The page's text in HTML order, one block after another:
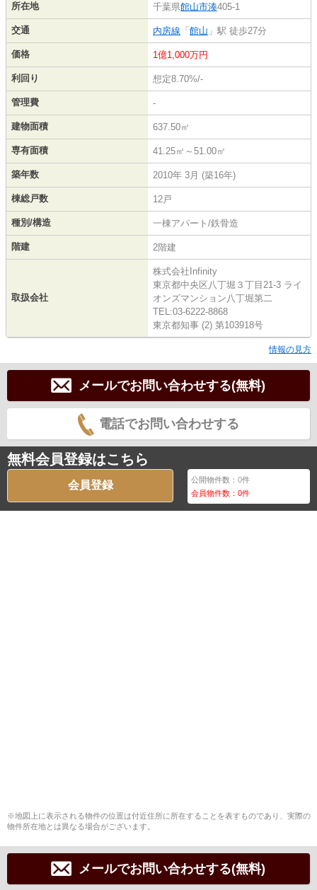
所在地 千葉県館山市湊405-1
交通 内房線 「 館山 」駅 徒歩27分
価格 1億1,000万円
利回り 想定8.70%/-
管理費 -
建物面積 637.50㎡
専有面積 41.25㎡～51.00㎡
築年数 2010年 3月 (築16年)
棟総戸数 12戸
種別/構造 一棟アパート/鉄骨造
階建 2階建
取扱会社
株式会社Infinity
東京都中央区八丁堀３丁目21-3 ライ
オンズマンション八丁堀第二
TEL:03-6222-8868
東京都知事 (2) 第103918号
情報の見方
メールでお問い合わせする(無料)
電話でお問い合わせする
無料会員登録はこちら
会員登録 公開物件数：0件
会員物件数：0件
※地図上に表示される物件の位置は付近住所に所在することを表すものであり、実際の
物件所在地とは異なる場合がございます。
メールでお問い合わせする(無料)